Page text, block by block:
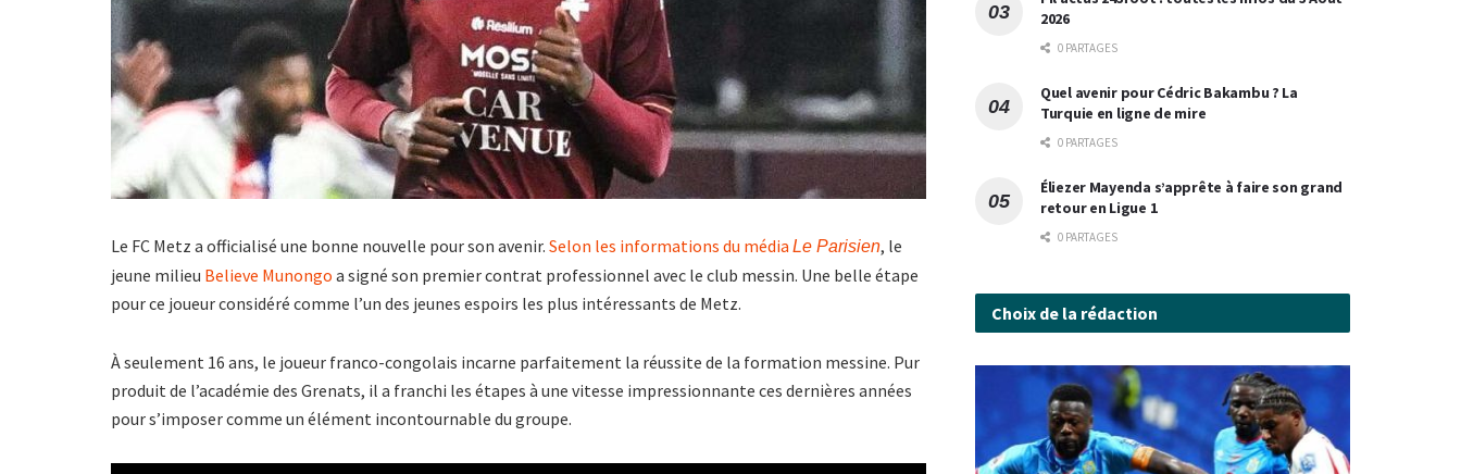
Le FC Metz a officialisé une bonne nouvelle pour son avenir. Selon les informations du média Le Parisien, le
jeune milieu Believe Munongo a signé son premier contrat professionnel avec le club messin. Une belle étape
pour ce joueur considéré comme l’un des jeunes espoirs les plus intéressants de Metz.
À seulement 16 ans, le joueur franco-congolais incarne parfaitement la réussite de la formation messine. Pur
produit de l’académie des Grenats, il a franchi les étapes à une vitesse impressionnante ces dernières années
pour s’imposer comme un élément incontournable du groupe.
2026
0 PARTAGES
Quel avenir pour Cédric Bakambu ? La
Turquie en ligne de mire
0 PARTAGES
Éliezer Mayenda s’apprête à faire son grand
retour en Ligue 1
0 PARTAGES
Choix de la rédaction